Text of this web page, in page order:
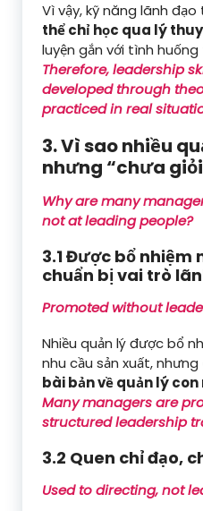
Vì vậy, kỹ năng lãnh
thể chỉ học qua lý
luyện gắn với tình
Therefore, leadership
developed through
practiced in real
3. Vì sao nhiều
nhưng “chưa
Why are many
not at leading people?
3.1 Được bổ
chuẩn bị vai trò
Promoted without
Nhiều quản lý được bổ
nhu cầu sản xuất, nhưng
bài bản về quản lý
Many managers are
structured leadership
3.2 Quen chỉ đạo,
Used to directing, not